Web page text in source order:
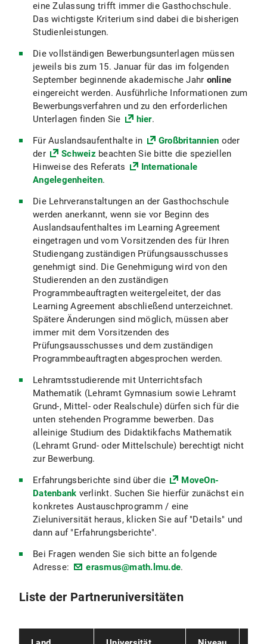
eine Zulassung trifft immer die Gasthochschule.
Das wichtigste Kriterium sind dabei die bisherigen
Studienleistungen.
Die vollständigen Bewerbungsunterlagen müssen
jeweils bis zum 15. Januar für das im folgenden
September beginnende akademische Jahr online
eingereicht werden. Ausführliche Informationen zum
Bewerbungsverfahren und zu den erforderlichen
Unterlagen finden Sie
hier.
Für Auslandsaufenthalte in
Großbritannien oder
der
Schweizbeachten Sie bitte die speziellen
Hinweise des Referats
Internationale
Angelegenheiten.
Die Lehrveranstaltungen an der Gasthochschule
werden anerkannt, wenn sie vor Beginn des
Auslandsaufenthaltes im Learning Agreement
eingetragen und vom Vorsitzenden des für Ihren
Studiengang zuständigen Prüfungsausschusses
genehmigt sind. Die Genehmigung wird von den
Studierenden an den zuständigen
Programmbeauftragten weitergeleitet, der das
Learning Agreement abschließend unterzeichnet.
Spätere Änderungen sind möglich, müssen aber
immer mit dem Vorsitzenden des
Prüfungsausschusses und dem zuständigen
Programmbeauftragten abgesprochen werden.
Lehramtsstudierende mit Unterrichtsfach
Mathematik (Lehramt Gymnasium sowie Lehramt
Grund-, Mittel- oder Realschule) dürfen sich für die
unten stehenden Programme bewerben. Das
alleinige Studium des Didaktikfachs Mathematik
(Lehramt Grund- oder Mittelschule) berechtigt nicht
zur Bewerbung.
Erfahrungsberichte sind über die
MoveOn-
Datenbank verlinkt. Suchen Sie hierfür zunächst ein
konkretes Austauschprogramm / eine
Zieluniversität heraus, klicken Sie auf "Details" und
dann auf "Erfahrungsberichte".
Bei Fragen wenden Sie sich bitte an folgende
Adresse:
erasmus@math.lmu.de.
Liste der Partneruniversitäten